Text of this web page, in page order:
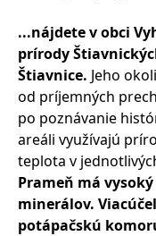
...nájdete v obci
prírody
Štiavnice. Jeho
od príjemných
po poznávanie
areáli využívajú
teplota v
Prameň má
minerálov.
potápačskú